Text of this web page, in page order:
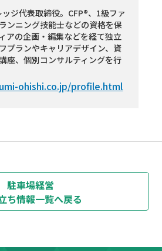
ジ代表取締役。CFP®、1級ファ
ンニング技能士などの資格を保
アの企画・編集などを経て独立
プランやキャリアデザイン、資
座、個別コンサルティングを行
ohishi.co.jp/profile.html
駐車場経営
ち情報一覧へ戻る